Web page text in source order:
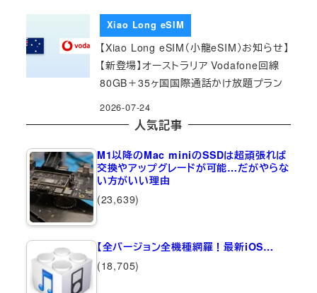
Xiao Long eSIM
【Xiao Long eSIM（小龍eSIM）お知らせ】
【新登場】オーストラリア Vodafone回線
80GB＋35ヶ国国際通話かけ放題プラン
2026-07-24
人気記事
M1以降のMac miniのSSDは超頑張れば
交換やアップグレードが可能…だがやらな
い方がいい理由
(23,639)
【全バージョン全機種網羅！最新iOS…
(18,705)